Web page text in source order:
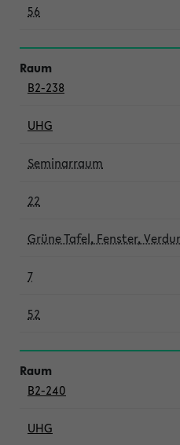
56
B2-238
UHG
Seminarraum
22
Grüne Tafel, Fenster,
7
52
B2-240
UHG